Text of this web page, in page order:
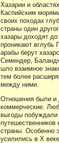
Хазарии и
Каспийским
своих походах
страны один
хазары доходят
проникают вглубь
арабы берут
Семендер,
шло взаимное
тем более
между ними.
Отношения были и
коммерческие.
выгоды побуждали
путешественников
страны. Особенно
усилились в X